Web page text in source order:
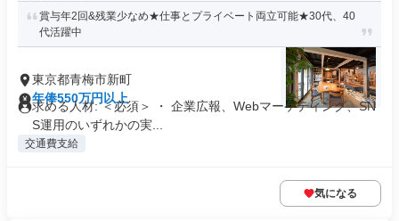
賞与年2回&残業少なめ★仕事とプライベート両立可能★30代、40
代活躍中
東京都青梅市新町
年俸550万円以上
求める人材: ＜必須＞ ・ 企業広報、Webマーケティング、SN
S運用のいずれかの実...
交通費支給
気になる